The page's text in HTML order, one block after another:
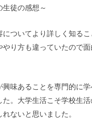
生徒の感想～
についてより詳しく知る
やり方も違っていたので
興味あることを専門的に
た。大学生活こそ学校生
ないと思いました。